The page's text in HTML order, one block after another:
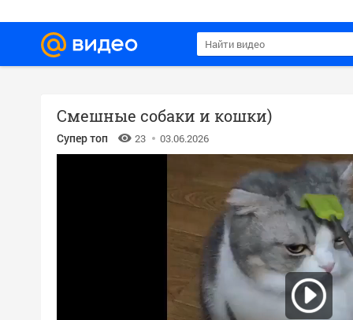
Смешные собаки и кошки)
Супер топ 23 03.06.2026